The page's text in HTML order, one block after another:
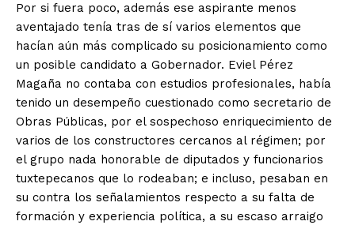
Por si fuera poco, además ese aspirante menos
aventajado tenía tras de sí varios elementos que
hacían aún más complicado su posicionamiento como
un posible candidato a Gobernador. Eviel Pérez
Magaña no contaba con estudios profesionales, había
tenido un desempeño cuestionado como secretario de
Obras Públicas, por el sospechoso enriquecimiento de
varios de los constructores cercanos al régimen; por
el grupo nada honorable de diputados y funcionarios
tuxtepecanos que lo rodeaban; e incluso, pesaban en
su contra los señalamientos respecto a su falta de
formación y experiencia política, a su escaso arraigo